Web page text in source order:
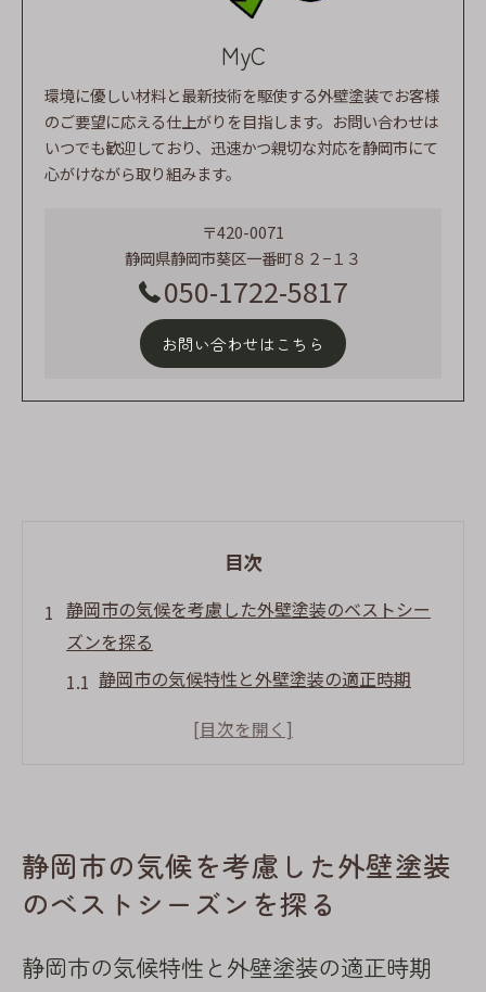
MyC
環境に優しい材料と最新技術を駆使する外壁塗装でお客様
のご要望に応える仕上がりを目指します。お問い合わせは
いつでも歓迎しており、迅速かつ親切な対応を静岡市にて
心がけながら取り組みます。
〒420-0071
静岡県静岡市葵区一番町８２−１３
050-1722-5817
お問い合わせはこちら
目次
静岡市の気候を考慮した外壁塗装のベストシー
ズンを探る
静岡市の気候特性と外壁塗装の適正時期
雨季を避けた塗装スケジュールの重要性
季節ごとの外壁塗装計画で長持ちさせる
外壁塗装で静岡市の住まいを守るための重要な
静岡市特有の気候に適した塗料選び
静岡市の気候を考慮した外壁塗装
のベストシーズンを探る
静岡市の気候特性と外壁塗装の適正時期